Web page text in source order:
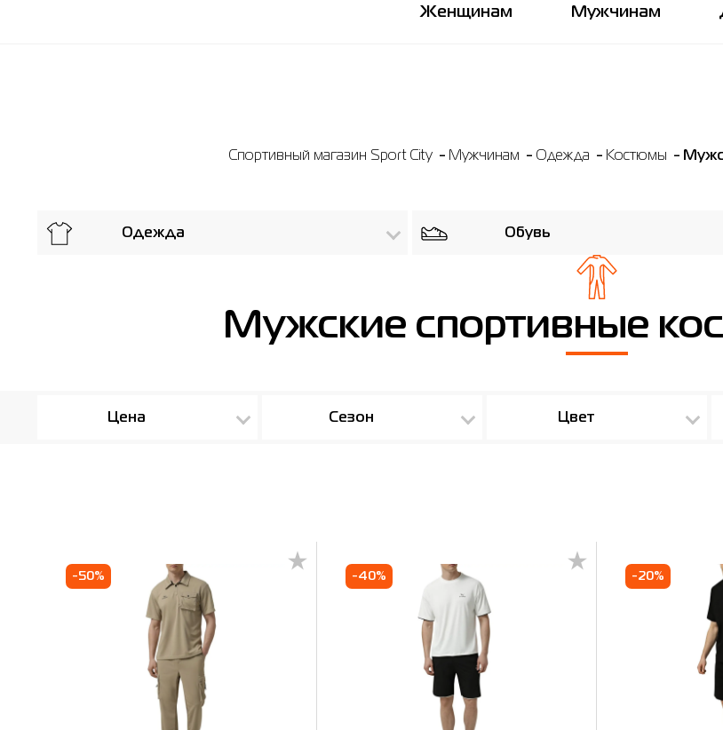
Женщинам Мужчинам
Спортивный магазин Sport City Мужчинам Одежда Костюмы
Одежда Обувь
Мужские спортивные
Цена Сезон Цвет
-50% -40% -20%